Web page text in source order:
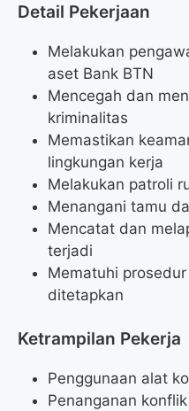
Detail Pekerjaan
Melakukan
aset Bank BTN
Mencegah dan
kriminalitas
Memastikan
lingkungan kerja
Melakukan patroli
Menangani tamu
Mencatat dan
terjadi
Mematuhi
ditetapkan
Ketrampilan Pekerja
Penggunaan alat
Penanganan konflik